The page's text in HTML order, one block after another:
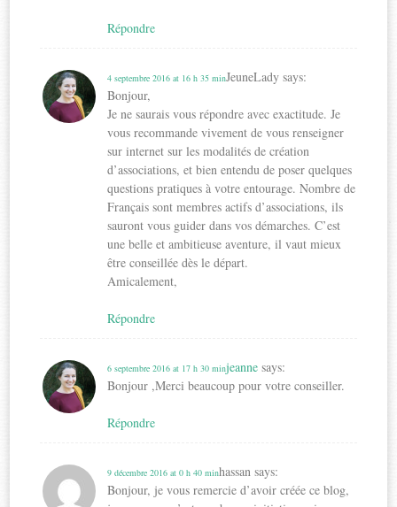
Répondre
JeuneLady says:
4 septembre 2016 at 16 h 35 min
Bonjour,
Je ne saurais vous répondre avec exactitude. Je
vous recommande vivement de vous renseigner
sur internet sur les modalités de création
d’associations, et bien entendu de poser quelques
questions pratiques à votre entourage. Nombre de
Français sont membres actifs d’associations, ils
sauront vous guider dans vos démarches. C’est
une belle et ambitieuse aventure, il vaut mieux
être conseillée dès le départ.
Amicalement,
Répondre
jeanne says:
6 septembre 2016 at 17 h 30 min
Bonjour ,Merci beaucoup pour votre conseiller.
Répondre
hassan says:
9 décembre 2016 at 0 h 40 min
Bonjour, je vous remercie d’avoir créée ce blog,